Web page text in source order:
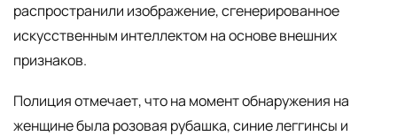
распространили изображение, сгенерированное
искусственным интеллектом на основе внешних
признаков.
Полиция отмечает, что на момент обнаружения на
женщине была розовая рубашка, синие леггинсы и